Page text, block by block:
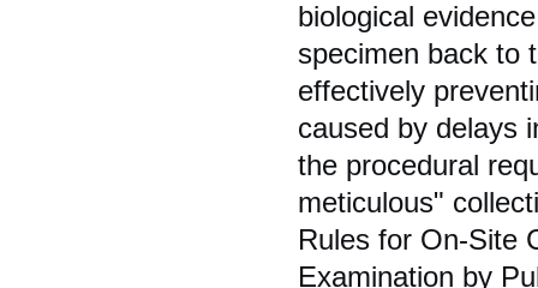
biological
specimen back to
effectively
caused by delays
the procedural
meticulous"
Rules for On-Site
Examination by